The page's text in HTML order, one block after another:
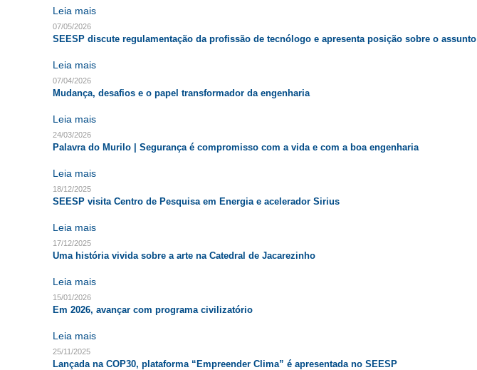
Leia mais
07/05/2026
SEESP discute regulamentação da profissão de tecnólogo e apresenta posição sobre o assunto
Leia mais
07/04/2026
Mudança, desafios e o papel transformador da engenharia
Leia mais
24/03/2026
Palavra do Murilo | Segurança é compromisso com a vida e com a boa engenharia
Leia mais
18/12/2025
SEESP visita Centro de Pesquisa em Energia e acelerador Sirius
Leia mais
17/12/2025
Uma história vivida sobre a arte na Catedral de Jacarezinho
Leia mais
15/01/2026
Em 2026, avançar com programa civilizatório
Leia mais
25/11/2025
Lançada na COP30, plataforma “Empreender Clima” é apresentada no SEESP